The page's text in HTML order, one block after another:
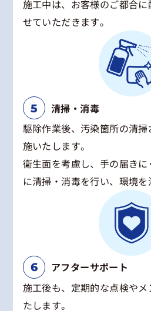
施工中は、お客様のご都合
せていただきます。
清掃・消毒
駆除作業後、汚染箇所の清
施いたします。
衛生面を考慮し、手の届き
に清掃・消毒を行い、環境を
アフターサポート
施工後も、定期的な点検や
たします。